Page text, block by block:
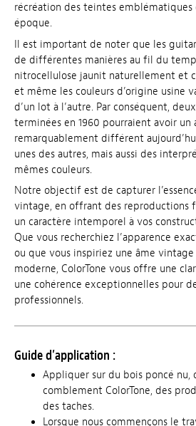
récréation des teintes
époque.
Il est important de noter que les
de différentes manières au fil du
nitrocellulose jaunit naturellement et
et même les couleurs d’origine usine
d’un lot à l’autre. Par conséquent,
terminées en 1960 pourraient avoir un
remarquablement différent
unes des autres, mais aussi des
mêmes couleurs.
Notre objectif est de capturer
vintage, en offrant des reproductions
un caractère intemporel à vos
Que vous recherchiez l’apparence
ou que vous inspiriez une âme
moderne, ColorTone vous offre une
une cohérence exceptionnelles pour
professionnels.
Guide d’application :
Appliquer sur du bois poncé nu,
comblement ColorTone, des
des taches.
Lorsque nous commençons le